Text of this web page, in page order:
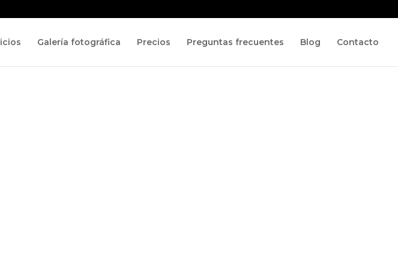
Galería fotográfica Precios Preguntas frecuentes Blog Contacto